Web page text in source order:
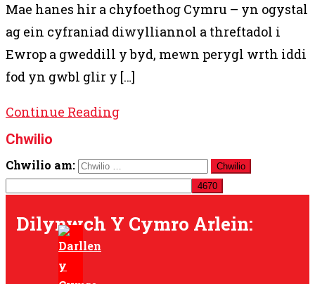
Mae hanes hir a chyfoethog Cymru – yn ogystal
ag ein cyfraniad diwylliannol a threftadol i
Ewrop a gweddill y byd, mewn perygl wrth iddi
fod yn gwbl glir y […]
Continue Reading
Chwilio
Chwilio am:
Dilynwch Y Cymro Arlein: